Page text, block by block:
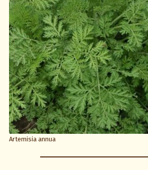
Artemisia annua